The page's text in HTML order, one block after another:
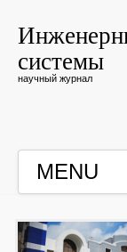
системы
научный журнал
MENU